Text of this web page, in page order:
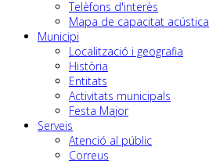
Telèfons d'interès
Mapa de capacitat acústica
Municipi
Localització i geografia
Història
Entitats
Activitats municipals
Festa Major
Serveis
Atenció al públic
Correus